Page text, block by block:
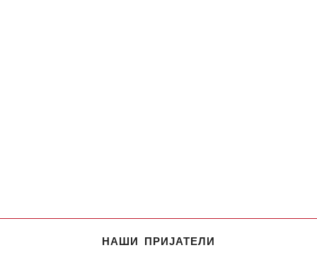
НАШИ ПРИЈАТЕЛИ